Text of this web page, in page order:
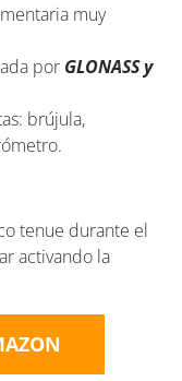
muy
por GLONASS y
brújula,
tenue durante el
activando la